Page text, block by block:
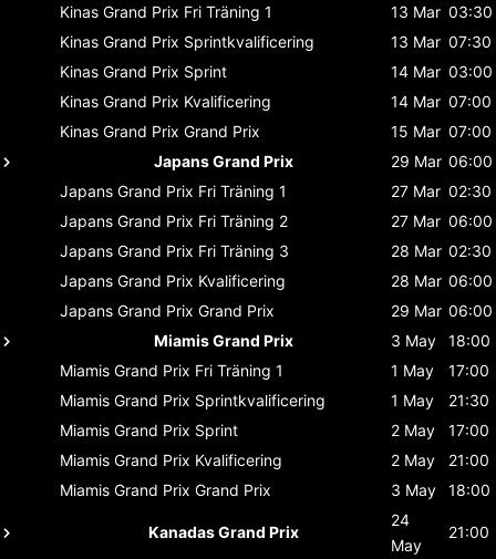
Kinas Grand Prix Fri Träning 1 13 Mar 03:30
Kinas Grand Prix Sprintkvalificering 13 Mar 07:30
Kinas Grand Prix Sprint 14 Mar 03:00
Kinas Grand Prix Kvalificering 14 Mar 07:00
Kinas Grand Prix Grand Prix 15 Mar 07:00
Japans Grand Prix
29 Mar 06:00
Japans Grand Prix Fri Träning 1 27 Mar 02:30
Japans Grand Prix Fri Träning 2 27 Mar 06:00
Japans Grand Prix Fri Träning 3 28 Mar 02:30
Japans Grand Prix Kvalificering 28 Mar 06:00
Japans Grand Prix Grand Prix 29 Mar 06:00
Miamis Grand Prix
3 May
18:00
Miamis Grand Prix Fri Träning 1 1 May
17:00
Miamis Grand Prix Sprintkvalificering 1 May
21:30
Miamis Grand Prix Sprint 2 May
17:00
Miamis Grand Prix Kvalificering 2 May
21:00
Miamis Grand Prix Grand Prix 3 May 18:00
Kanadas Grand Prix
24
May
21:00